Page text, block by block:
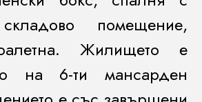
помещение,
Жилището е
на 6-ти мансарден